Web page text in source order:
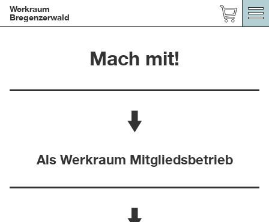
Werkraum
Bregenzerwald
Mach mit!
Als Werkraum Mitgliedsbetrieb